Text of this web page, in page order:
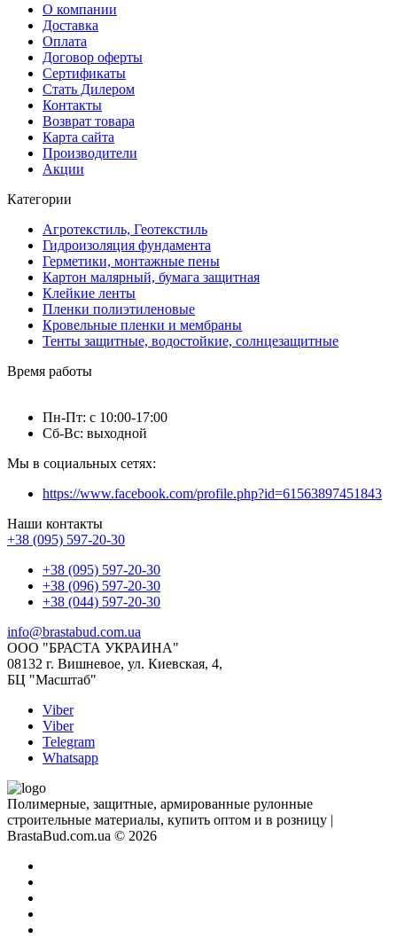
О компании
Доставка
Оплата
Договор оферты
Сертификаты
Стать Дилером
Контакты
Возврат товара
Карта сайта
Производители
Акции
Категории
Агротекстиль, Геотекстиль
Гидроизоляция фундамента
Герметики, монтажные пены
Картон малярный, бумага защитная
Клейкие ленты
Пленки полиэтиленовые
Кровельные пленки и мембраны
Тенты защитные, водостойкие, солнцезащитные
Время работы
Пн-Пт: с 10:00-17:00
Сб-Вс: выходной
Мы в социальных сетях:
https://www.facebook.com/profile.php?id=61563897451843
Наши контакты
+38 (095) 597-20-30
+38 (095) 597-20-30
+38 (096) 597-20-30
+38 (044) 597-20-30
info@brastabud.com.ua
ООО "БРАСТА УКРАИНА"
08132 г. Вишневое, ул. Киевская, 4,
БЦ "Масштаб"
Viber
Viber
Telegram
Whatsapp
Полимерные, защитные, армированные рулонные
строительные материалы, купить оптом и в розницу |
BrastaBud.com.ua © 2026